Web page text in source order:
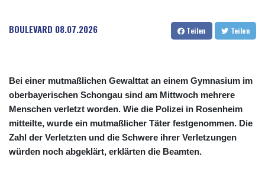
BOULEVARD 08.07.2026 Teilen Teilen
Bei einer mutmaßlichen Gewalttat an einem Gymnasium im
oberbayerischen Schongau sind am Mittwoch mehrere
Menschen verletzt worden. Wie die Polizei in Rosenheim
mitteilte, wurde ein mutmaßlicher Täter festgenommen. Die
Zahl der Verletzten und die Schwere ihrer Verletzungen
würden noch abgeklärt, erklärten die Beamten.